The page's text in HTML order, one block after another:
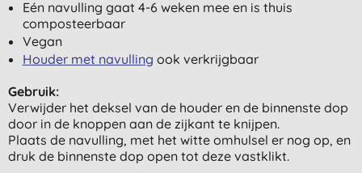
Eén navulling gaat 4-6 weken mee en is thuis
composteerbaar
Vegan
Houder met navulling ook verkrijgbaar
Gebruik:
Verwijder het deksel van de houder en de binnenste dop
door in de knoppen aan de zijkant te knijpen.
Plaats de navulling, met het witte omhulsel er nog op, en
druk de binnenste dop open tot deze vastklikt.